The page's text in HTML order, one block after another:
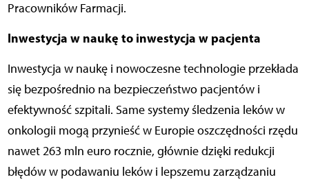
Pracowników Farmacji.
Inwestycja w naukę to inwestycja w pacjenta
Inwestycja w naukę i nowoczesne technologie przekłada
się bezpośrednio na bezpieczeństwo pacjentów i
efektywność szpitali. Same systemy śledzenia leków w
onkologii mogą przynieść w Europie oszczędności rzędu
nawet 263 mln euro rocznie, głównie dzięki redukcji
błędów w podawaniu leków i lepszemu zarządzaniu